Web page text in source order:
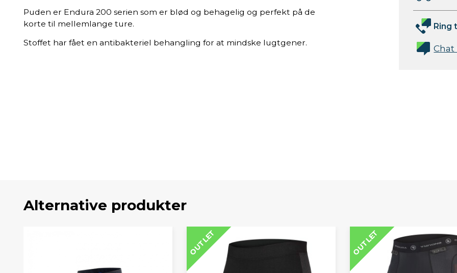
Puden er Endura 200 serien som er blød og behagelig og perfekt på de
korte til mellemlange ture.
Stoffet har fået en antibakteriel behangling for at mindske lugtgener.
Ring
Alternative produkter
OUTLET OUTLET